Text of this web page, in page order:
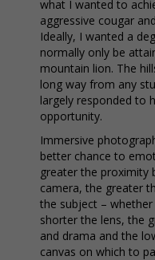
what I wanted to
aggressive cougar
Ideally, I wanted a
normally only be
mountain lion. The
long way from any
largely responded to
opportunity.
Immersive
better chance to
greater the proximity
camera, the greater
the subject –
shorter the lens, the
and drama and the
canvas on which to